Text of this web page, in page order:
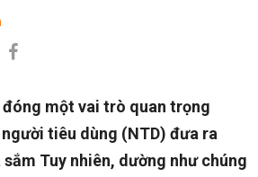
đóng một vai trò quan trọng
tiêu dùng (NTD) đưa ra
Tuy nhiên, dường như chúng